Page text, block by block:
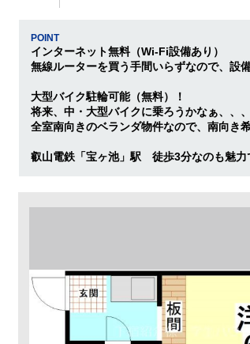
POINT
インターネット無料（Wi-Fi設備あり）
無線ルーターを買う手間いらずなので、設
大型バイク駐輪可能（無料）！
将来、中・大型バイクに乗ろうかなぁ、、
全室南向きのベランダ物件なので、南向き
叡山電鉄「宝ヶ池」駅 徒歩3分なのも魅力